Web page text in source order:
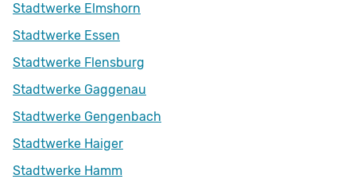
Stadtwerke Elmshorn
Stadtwerke Essen
Stadtwerke Flensburg
Stadtwerke Gaggenau
Stadtwerke Gengenbach
Stadtwerke Haiger
Stadtwerke Hamm